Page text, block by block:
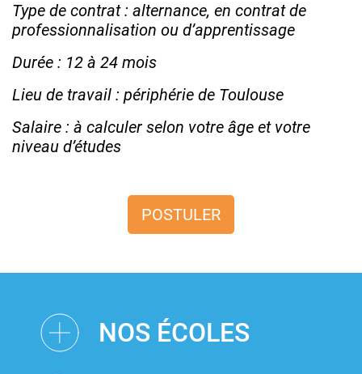
Type de contrat : alternance, en contrat de
professionnalisation ou d’apprentissage
Durée : 12 à 24 mois
Lieu de travail : périphérie de Toulouse
Salaire : à calculer selon votre âge et votre
niveau d’études
POSTULER
NOS ÉCOLES